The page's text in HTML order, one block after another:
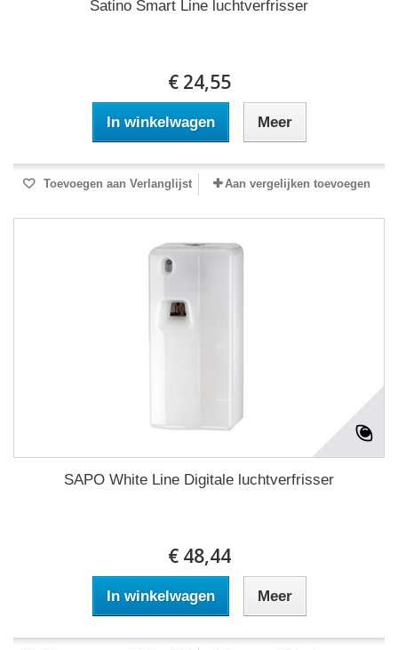
Satino Smart Line luchtverfrisser
€ 24,55
In winkelwagen Meer
Toevoegen aan Verlanglijst Aan vergelijken toevoegen
SAPO White Line Digitale luchtverfrisser
€ 48,44
In winkelwagen Meer